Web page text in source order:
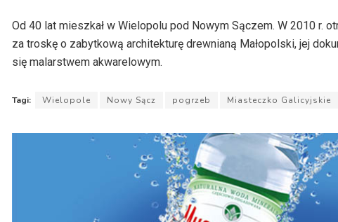
Od 40 lat mieszkał w Wielopolu pod Nowym Sączem. W 2010 r.
za troskę o zabytkową architekturę drewnianą Małopolski, jej
się malarstwem akwarelowym.
Tagi: Wielopole Nowy Sącz pogrzeb Miasteczko Galicyjskie